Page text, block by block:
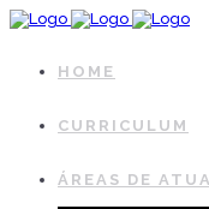
HOME
CURRICULUM
ÁREAS DE